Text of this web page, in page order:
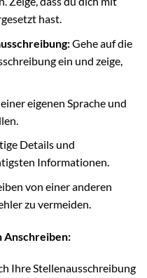
hast.
Gehe auf die
ein und zeige,
eigenen Sprache und
Details und
Informationen.
von einer anderen
zu vermeiden.
Anschreiben:
Ihre Stellenausschreibung